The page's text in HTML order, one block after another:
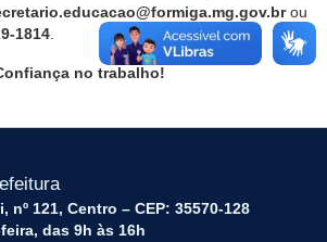
ou
1814
no trabalho!
nº 121, Centro – CEP: 35570-128
das 9h às 16h